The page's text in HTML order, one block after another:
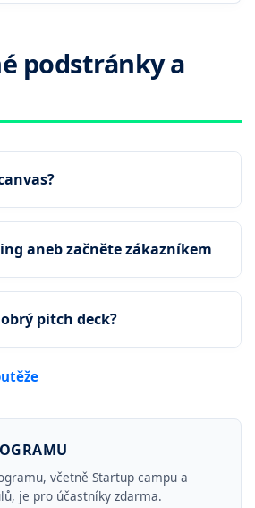
podstránky a
aneb začněte zákazníkem
pitch deck?
včetně Startup campu a
je pro účastníky zdarma.